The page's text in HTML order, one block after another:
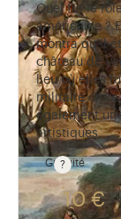
Quel fut le
américaine ?
montra qu’il
château de
lieu où elles
militaire entre
également
artistiques.
Gratuité
Gratuit
10 €